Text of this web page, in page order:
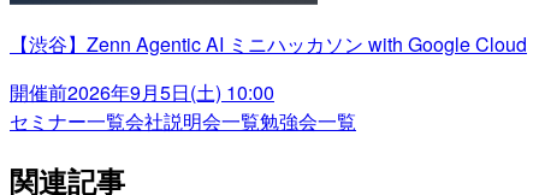
【渋谷】Zenn Agentic AI ミニハッカソン with Google Cloud
開催前2026年9月5日(土) 10:00
セミナー一覧会社説明会一覧勉強会一覧
関連記事